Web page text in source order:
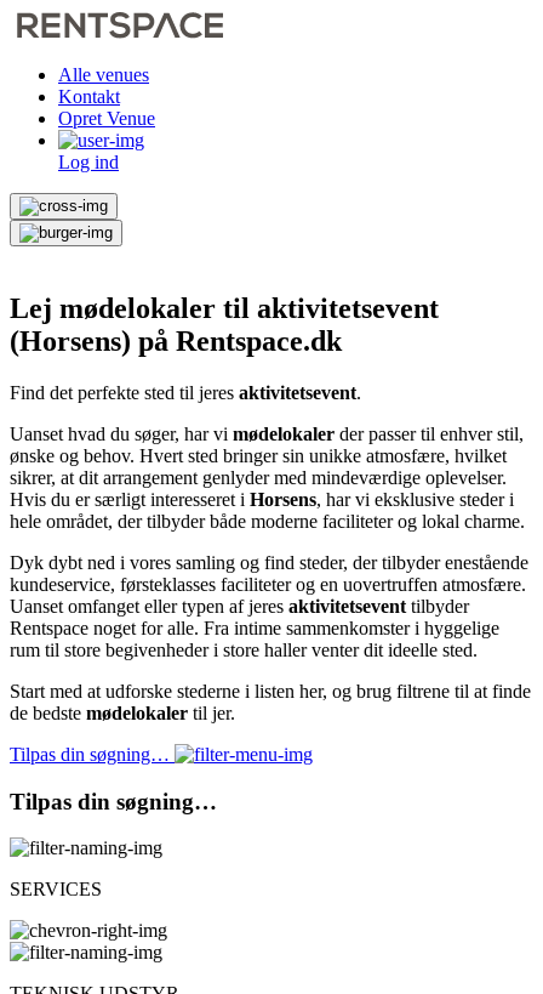
Alle venues
Kontakt
Opret Venue
Log ind
Lej mødelokaler til aktivitetsevent
(Horsens) på Rentspace.dk
Find det perfekte sted til jeres aktivitetsevent.
Uanset hvad du søger, har vi mødelokaler der passer til enhver stil,
ønske og behov. Hvert sted bringer sin unikke atmosfære, hvilket
sikrer, at dit arrangement genlyder med mindeværdige oplevelser.
Hvis du er særligt interesseret i Horsens, har vi eksklusive steder i
hele området, der tilbyder både moderne faciliteter og lokal charme.
Dyk dybt ned i vores samling og find steder, der tilbyder enestående
kundeservice, førsteklasses faciliteter og en uovertruffen atmosfære.
Uanset omfanget eller typen af jeres aktivitetsevent tilbyder
Rentspace noget for alle. Fra intime sammenkomster i hyggelige
rum til store begivenheder i store haller venter dit ideelle sted.
Start med at udforske stederne i listen her, og brug filtrene til at finde
de bedste mødelokaler til jer.
Tilpas din søgning…
Tilpas din søgning…
SERVICES